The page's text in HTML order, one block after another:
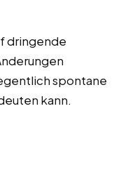
dringende
spontane
kann.